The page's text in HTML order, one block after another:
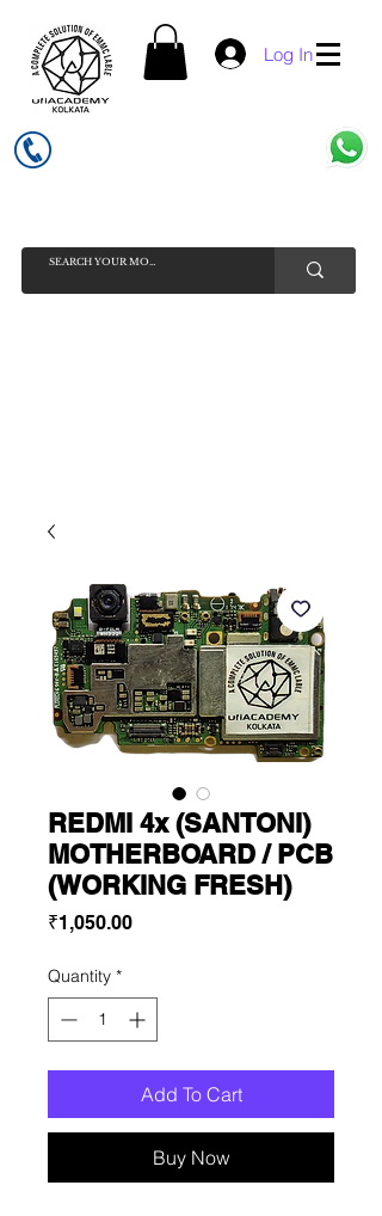
Log In
REDMI 4x (SANTONI)
MOTHERBOARD / PCB
(WORKING FRESH)
₹1,050.00Price
Quantity *
Add To Cart
Buy Now